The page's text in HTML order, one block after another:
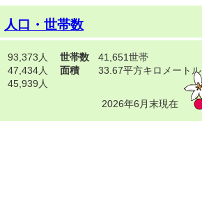
人口・世帯数
93,373人
47,434人
45,939人
世帯数
41,651世帯
面積
33.67平方キロメートル
2026年6月末現在